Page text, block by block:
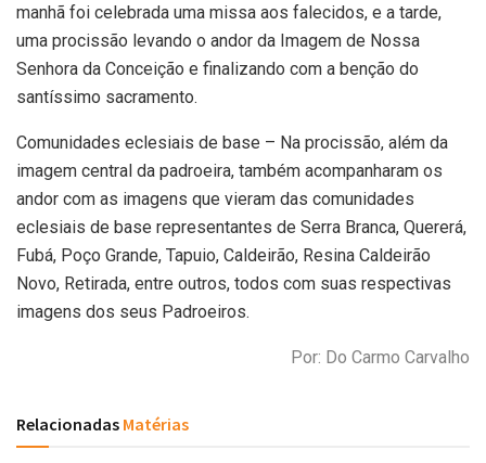
manhã foi celebrada uma missa aos falecidos, e a tarde,
uma procissão levando o andor da Imagem de Nossa
Senhora da Conceição e finalizando com a benção do
santíssimo sacramento.
Comunidades eclesiais de base – Na procissão, além da
imagem central da padroeira, também acompanharam os
andor com as imagens que vieram das comunidades
eclesiais de base representantes de Serra Branca, Quererá,
Fubá, Poço Grande, Tapuio, Caldeirão, Resina Caldeirão
Novo, Retirada, entre outros, todos com suas respectivas
imagens dos seus Padroeiros.
Por: Do Carmo Carvalho
Relacionadas Matérias